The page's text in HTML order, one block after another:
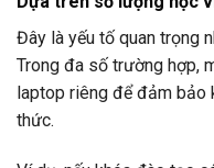
Đây là yếu tố quan trọng
Trong đa số trường hợp,
laptop riêng để đảm bảo
thức.